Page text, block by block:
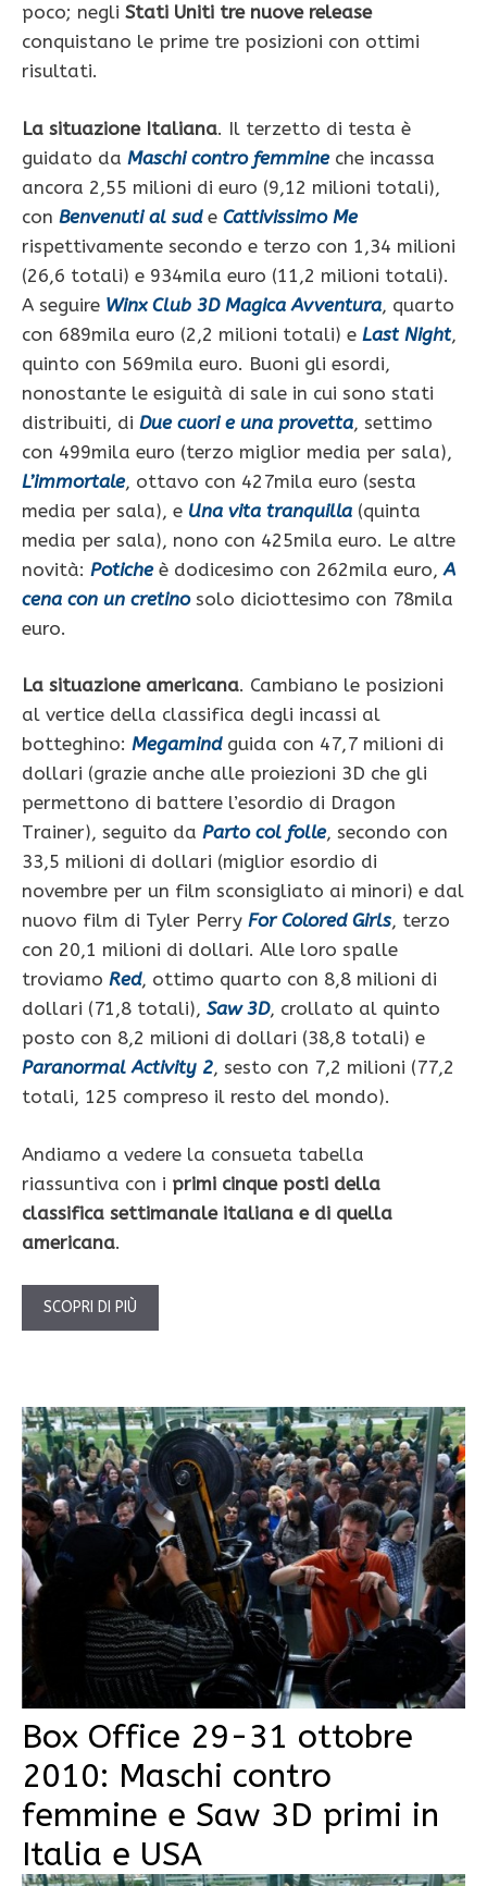
poco; negli Stati Uniti tre nuove release
conquistano le prime tre posizioni con ottimi
risultati.
La situazione Italiana. Il terzetto di testa è
guidato da Maschi contro femmineche incassa
ancora 2,55 milioni di euro (9,12 milioni totali),
con Benvenuti al sude Cattivissimo Me
rispettivamente secondo e terzo con 1,34 milioni
(26,6 totali) e 934mila euro (11,2 milioni totali).
A seguire Winx Club 3D Magica Avventura, quarto
con 689mila euro (2,2 milioni totali) e Last Night,
quinto con 569mila euro. Buoni gli esordi,
nonostante le esiguità di sale in cui sono stati
distribuiti, di Due cuori e una provetta, settimo
con 499mila euro (terzo miglior media per sala),
L’immortale, ottavo con 427mila euro (sesta
media per sala), e Una vita tranquilla (quinta
media per sala), nono con 425mila euro. Le altre
novità: Poticheè dodicesimo con 262mila euro,A
cena con un cretinosolo diciottesimo con 78mila
euro.
La situazione americana. Cambiano le posizioni
al vertice della classifica degli incassi al
botteghino: Megamindguida con 47,7 milioni di
dollari (grazie anche alle proiezioni 3D che gli
permettono di battere l’esordio di Dragon
Trainer), seguito da Parto col folle, secondo con
33,5 milioni di dollari (miglior esordio di
novembre per un film sconsigliato ai minori) e dal
nuovo film di Tyler Perry For Colored Girls, terzo
con 20,1 milioni di dollari. Alle loro spalle
troviamo Red, ottimo quarto con 8,8 milioni di
dollari (71,8 totali), Saw 3D, crollato al quinto
posto con 8,2 milioni di dollari (38,8 totali) e
Paranormal Activity 2, sesto con 7,2 milioni (77,2
totali, 125 compreso il resto del mondo).
Andiamo a vedere la consueta tabella
riassuntiva con i primi cinque posti della
classifica settimanale italiana e di quella
americana.
SCOPRI DI PIÙ
Box Office 29-31 ottobre
2010: Maschi contro
femmine e Saw 3D primi in
Italia e USA